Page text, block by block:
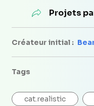
Projets
Créateur initial :
Tags
cat.realistic